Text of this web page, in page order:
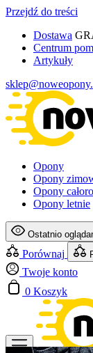
Przejdź do treści
Dostawa
Centrum
Artykuły
Opony
Opony
Opony
Opony letnie
Ostatnio
Porównaj
Twoje konto
0 Koszyk